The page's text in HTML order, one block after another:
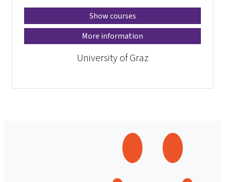
Show courses
More information
University of Graz